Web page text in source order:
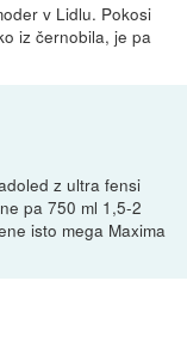
v Lidlu. Pokosi
iz černobila, je pa
z ultra fensi
pa 750 ml 1,5-2
isto mega Maxima